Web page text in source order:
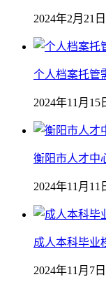
2024年2月21日
个人档案托管
2024年11月15
衡阳市人才中
2024年11月11
成人本科毕业
2024年11月7日